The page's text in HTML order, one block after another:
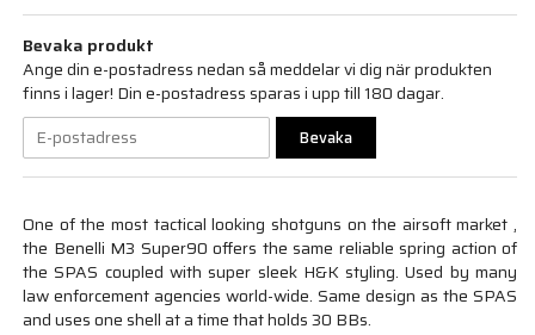
Bevaka produkt
Ange din e-postadress nedan så meddelar vi dig när produkten
finns i lager! Din e-postadress sparas i upp till 180 dagar.
Bevaka
One of the most tactical looking shotguns on the airsoft market ,
the Benelli M3 Super90 offers the same reliable spring action of
the SPAS coupled with super sleek H&K styling. Used by many
law enforcement agencies world-wide. Same design as the SPAS
and uses one shell at a time that holds 30 BBs.